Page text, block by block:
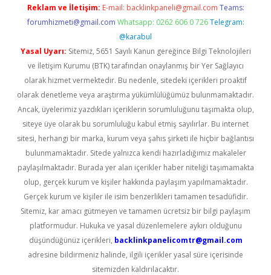
Reklam ve İletişim: E-mail: backlinkpaneli@gmail.com Teams:
forumhizmeti@gmail.com Whatsapp: 0262 606 0 726 Telegram:
@karabul
Yasal Uyarı: Sitemiz, 5651 Sayılı Kanun gereğince Bilgi Teknolojileri
ve İletişim Kurumu (BTK) tarafından onaylanmış bir Yer Sağlayıcı
olarak hizmet vermektedir. Bu nedenle, sitedeki içerikleri proaktif
olarak denetleme veya araştırma yükümlülüğümüz bulunmamaktadır.
Ancak, üyelerimiz yazdıkları içeriklerin sorumluluğunu taşımakta olup,
siteye üye olarak bu sorumluluğu kabul etmiş sayılırlar. Bu internet
sitesi, herhangi bir marka, kurum veya şahıs şirketi ile hiçbir bağlantısı
bulunmamaktadır. Sitede yalnızca kendi hazırladığımız makaleler
paylaşılmaktadır. Burada yer alan içerikler haber niteliği taşımamakta
olup, gerçek kurum ve kişiler hakkında paylaşım yapılmamaktadır.
Gerçek kurum ve kişiler ile isim benzerlikleri tamamen tesadüfidir.
Sitemiz, kar amacı gütmeyen ve tamamen ücretsiz bir bilgi paylaşım
platformudur. Hukuka ve yasal düzenlemelere aykırı olduğunu
düşündüğünüz içerikleri, backlinkpanelicomtr@gmail.com
adresine bildirmeniz halinde, ilgili içerikler yasal süre içerisinde
sitemizden kaldırılacaktır.